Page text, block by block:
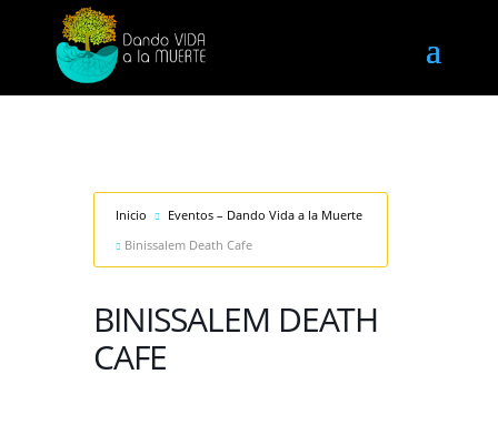
Inicio
Eventos – Dando Vida a la Muerte
Binissalem Death Cafe
BINISSALEM DEATH
CAFE